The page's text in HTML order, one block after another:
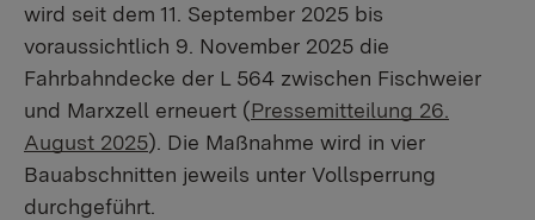
wird seit dem 11. September 2025 bis
voraussichtlich 9. November 2025 die
Fahrbahndecke der L 564 zwischen Fischweier
und Marxzell erneuert (Pressemitteilung 26.
August 2025). Die Maßnahme wird in vier
Bauabschnitten jeweils unter Vollsperrung
durchgeführt.